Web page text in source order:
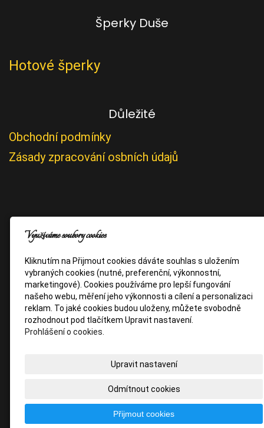
Šperky Duše
Hotové šperky
Důležité
Obchodní podmínky
Zásady zpracování osbních údajů
Využíváme soubory cookies
Kliknutím na Přijmout cookies dáváte souhlas s uložením
vybraných cookies (nutné, preferenční, výkonnostní,
marketingové). Cookies používáme pro lepší fungování
našeho webu, měření jeho výkonnosti a cílení a personalizaci
reklam. To jaké cookies budou uloženy, můžete svobodně
rozhodnout pod tlačítkem Upravit nastavení.
Prohlášení o cookies.
Upravit nastavení
Odmítnout cookies
Přijmout cookies